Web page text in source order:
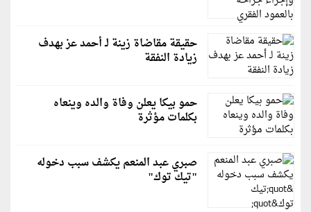
حقيقة مقاضاة زينة لـ أحمد عز بهدف
زيادة النفقة
حمو بيكا يعلن وفاة والده وينعاه
بكلمات مؤثرة
صبري عبد المنعم يكشف سبب دخوله
"تيك توك"